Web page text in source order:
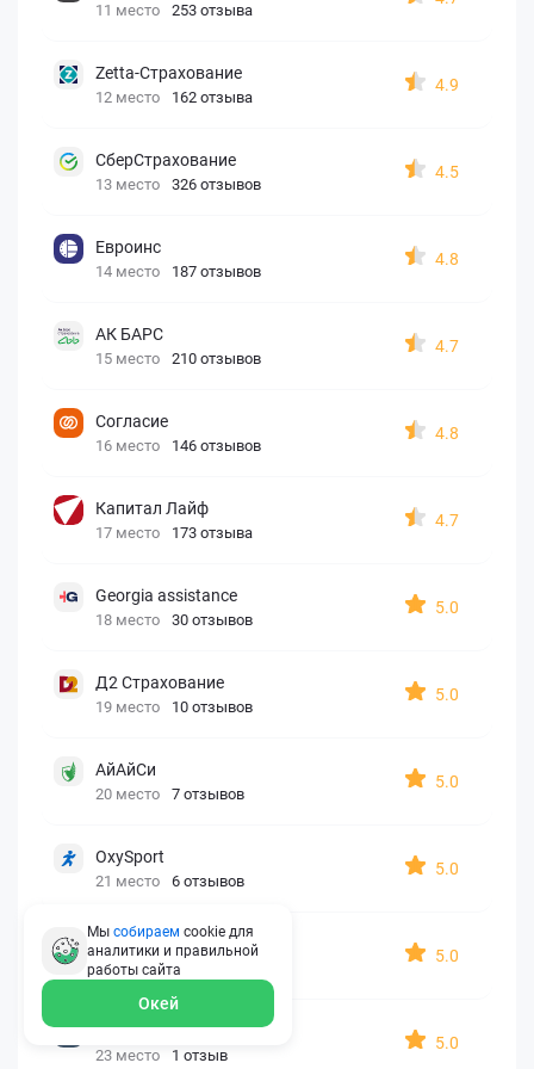
11 место 253 отзыва
Zetta-Страхование
12 место 162 отзыва
4.9
СберСтрахование
13 место 326 отзывов
4.5
Евроинс
14 место 187 отзывов
4.8
АК БАРС
15 место 210 отзывов
4.7
Согласие
16 место 146 отзывов
4.8
Капитал Лайф
17 место 173 отзыва
4.7
Georgia assistance
18 место 30 отзывов
5.0
Д2 Страхование
19 место 10 отзывов
5.0
АйАйСи
20 место 7 отзывов
5.0
OxySport
21 место 6 отзывов
5.0
ERGO AXA
22 место 2 отзыва
5.0
Oxy Travel Premium
23 место 1 отзыв
5.0
Мы собираем cookie для
аналитики и правильной
работы сайта
Окей